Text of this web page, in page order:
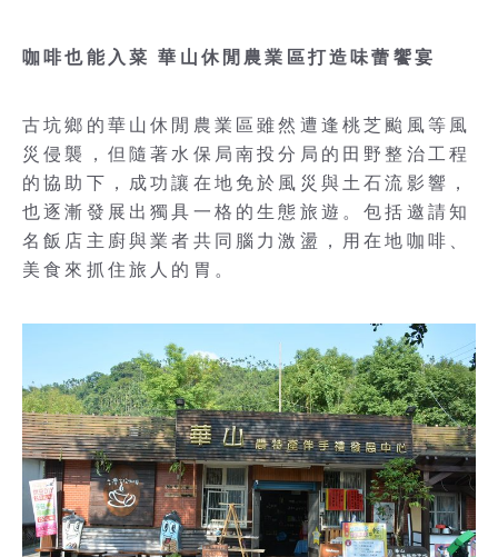
咖啡也能入菜 華山休閒農業區打造味蕾饗宴
古坑鄉的華山休閒農業區雖然遭逢桃芝颱風等風
災侵襲，但隨著水保局南投分局的田野整治工程
的協助下，成功讓在地免於風災與土石流影響，
也逐漸發展出獨具一格的生態旅遊。包括邀請知
名飯店主廚與業者共同腦力激盪，用在地咖啡、
美食來抓住旅人的胃。